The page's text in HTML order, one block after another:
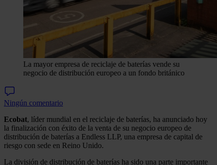
La mayor empresa de reciclaje de baterías vende su
negocio de distribución europeo a un fondo británico
Ningún comentario
Ecobat, líder mundial en el reciclaje de baterías, ha anunciado hoy
la finalización con éxito de la venta de su negocio europeo de
distribución de baterías a Endless LLP, una empresa de capital de
riesgo con sede en Reino Unido.
La división de distribución de baterías ha sido una parte importante